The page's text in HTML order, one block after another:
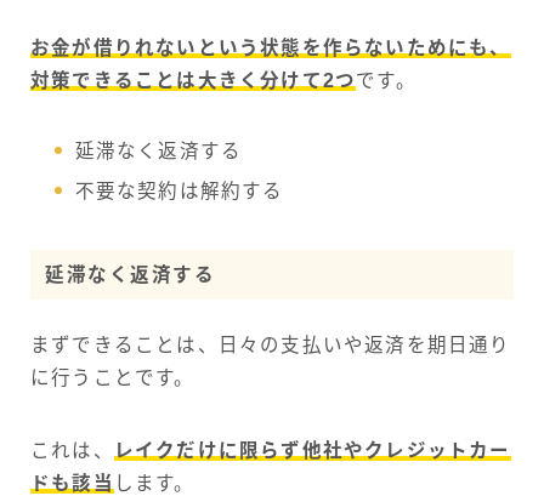
お金が借りれないという状態を作らないためにも、
対策できることは大きく分けて2つです。
延滞なく返済する
不要な契約は解約する
延滞なく返済する
まずできることは、日々の支払いや返済を期日通り
に行うことです。
これは、
レイクだけに限らず他社やクレジットカー
ドも該当 します。